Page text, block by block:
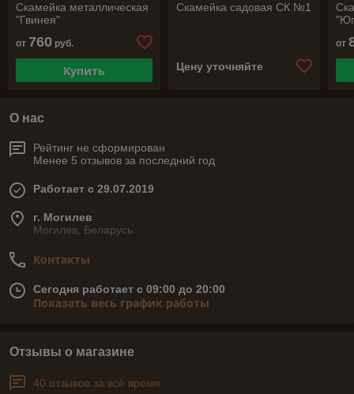
Скамейка металлическая
"Гвинея"
от 760 руб.
Купить
Скамейка садовая СК №1
Цену уточняйте
от
О нас
Рейтинг не сформирован
Менее 5 отзывов за последний год
Работает с 29.07.2019
г. Могилев
Могилев, Беларусь
Контакты
Сегодня работает с 09:00 до 20:00
Показать весь график работы
Отзывы о магазине
40 отзывов за всё время